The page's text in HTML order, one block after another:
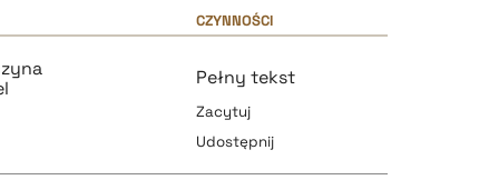
CZYNNOŚCI
Pełny tekst
Zacytuj
Udostępnij